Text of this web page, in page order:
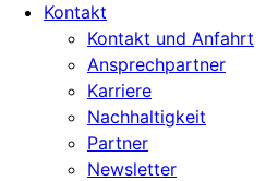
Kontakt
Kontakt und Anfahrt
Ansprechpartner
Karriere
Nachhaltigkeit
Partner
Newsletter